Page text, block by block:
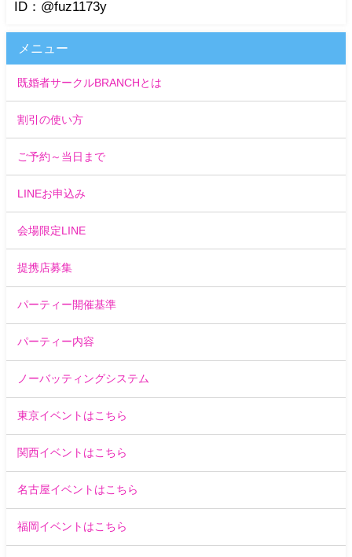
ID：@fuz1173y
メニュー
既婚者サークルBRANCHとは
割引の使い方
ご予約～当日まで
LINEお申込み
会場限定LINE
提携店募集
パーティー開催基準
パーティー内容
ノーバッティングシステム
東京イベントはこちら
関西イベントはこちら
名古屋イベントはこちら
福岡イベントはこちら